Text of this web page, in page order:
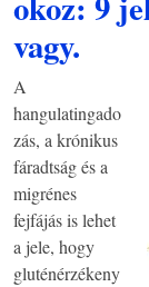
vagy.
A
hangulatingado
zás, a krónikus
fáradtság és a
migrénes
fejfájás is lehet
a jele, hogy
gluténérzékeny